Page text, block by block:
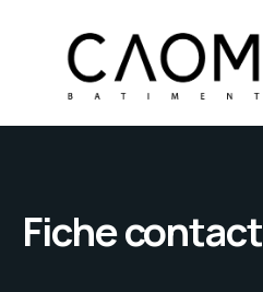
Fiche contact